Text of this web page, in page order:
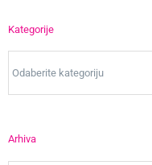
Kategorije
Arhiva